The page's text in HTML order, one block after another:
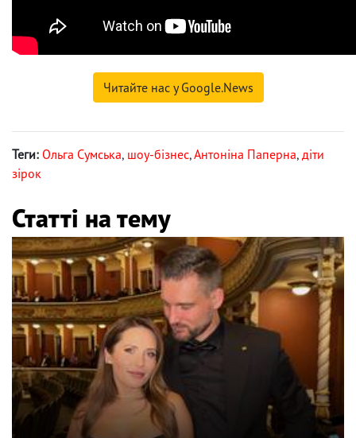
Читайте нас у Google.News
Теги: Ольга Сумська, шоу-бізнес,Антоніна Паперна, діти
зірок
Статті на тему